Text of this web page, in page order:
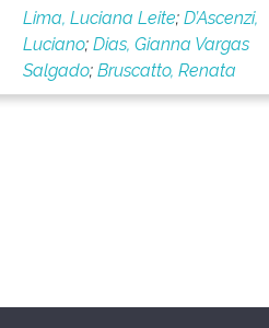
Lima, Luciana Leite;D’Ascenzi,
Luciano;Dias, Gianna Vargas
Salgado;Bruscatto, Renata